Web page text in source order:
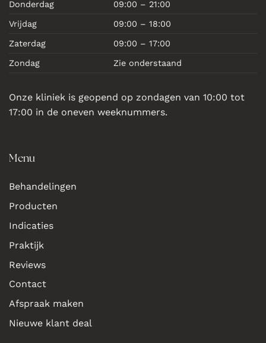
Donderdag 09:00 – 21:00
Vrijdag 09:00 – 18:00
Zaterdag 09:00 – 17:00
Zondag Zie onderstaand
Onze kliniek is geopend op zondagen van 10:00 tot
17:00 in de oneven weeknummers.
Menu
Behandelingen
Producten
Indicaties
Praktijk
Reviews
Contact
Afspraak maken
Nieuwe klant deal